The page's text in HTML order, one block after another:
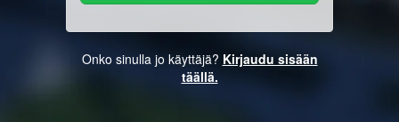
Onko sinulla jo käyttäjä? Kirjaudu sisään
täällä.